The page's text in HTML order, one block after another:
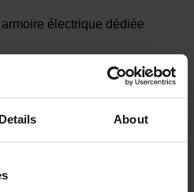
Details About
électrique dédiée